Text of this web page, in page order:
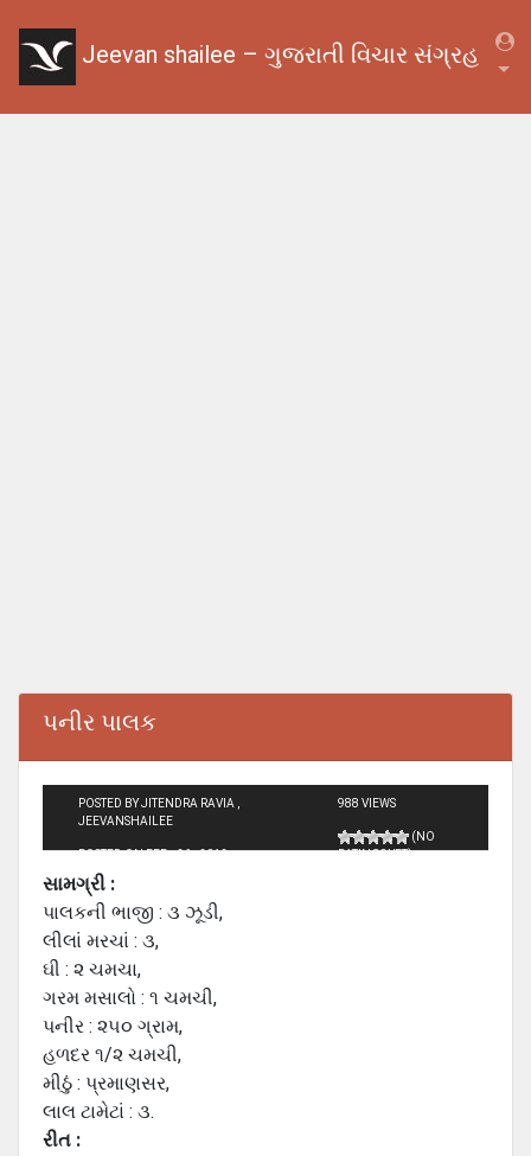
Jeevan shailee – ગુજરાતી વિચાર સંગ્રહ
પનીર પાલક
POSTED BY JITENDRA RAVIA ,
JEEVANSHAILEE
POSTED ON FEB - 26 - 2012
988 VIEWS
(NO
RATINGS YET)
સામગ્રી :
પાલકની ભાજી : ૩ ઝૂડી,
લીલાં મરચાં : ૩,
ઘી : ૨ ચમચા,
ગરમ મસાલો : ૧ ચમચી,
પનીર : ૨૫૦ ગ્રામ,
હળદર ૧/૨ ચમચી,
મીઠું : પ્રમાણસર,
લાલ ટામેટાં : ૩.
રીત :